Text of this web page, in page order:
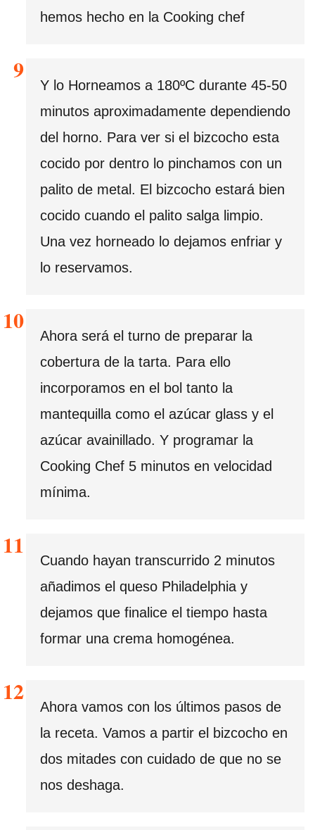
hemos hecho en la Cooking chef
Y lo Horneamos a 180ºC durante 45-50
minutos aproximadamente dependiendo
del horno. Para ver si el bizcocho esta
cocido por dentro lo pinchamos con un
palito de metal. El bizcocho estará bien
cocido cuando el palito salga limpio.
Una vez horneado lo dejamos enfriar y
lo reservamos.
Ahora será el turno de preparar la
cobertura de la tarta. Para ello
incorporamos en el bol tanto la
mantequilla como el azúcar glass y el
azúcar avainillado. Y programar la
Cooking Chef 5 minutos en velocidad
mínima.
Cuando hayan transcurrido 2 minutos
añadimos el queso Philadelphia y
dejamos que finalice el tiempo hasta
formar una crema homogénea.
Ahora vamos con los últimos pasos de
la receta. Vamos a partir el bizcocho en
dos mitades con cuidado de que no se
nos deshaga.